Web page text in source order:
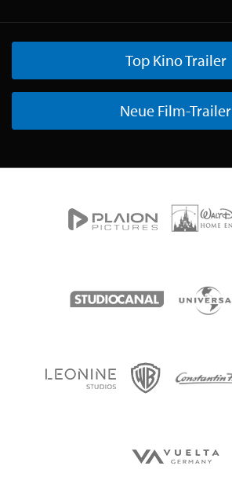
Top Kino Trailer
Neue Film-Trailer